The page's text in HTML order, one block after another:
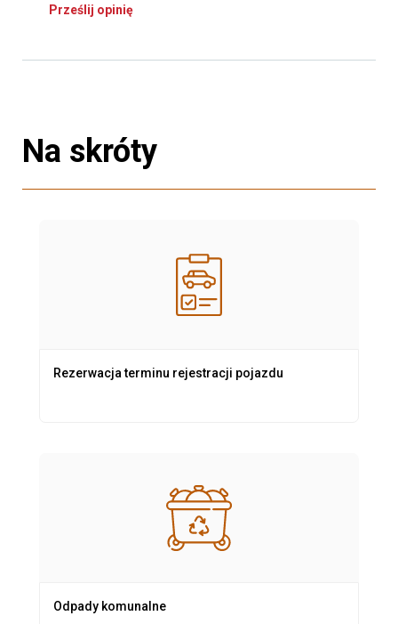
Prześlij opinię
Na skróty
Rezerwacja terminu rejestracji pojazdu
Odpady komunalne